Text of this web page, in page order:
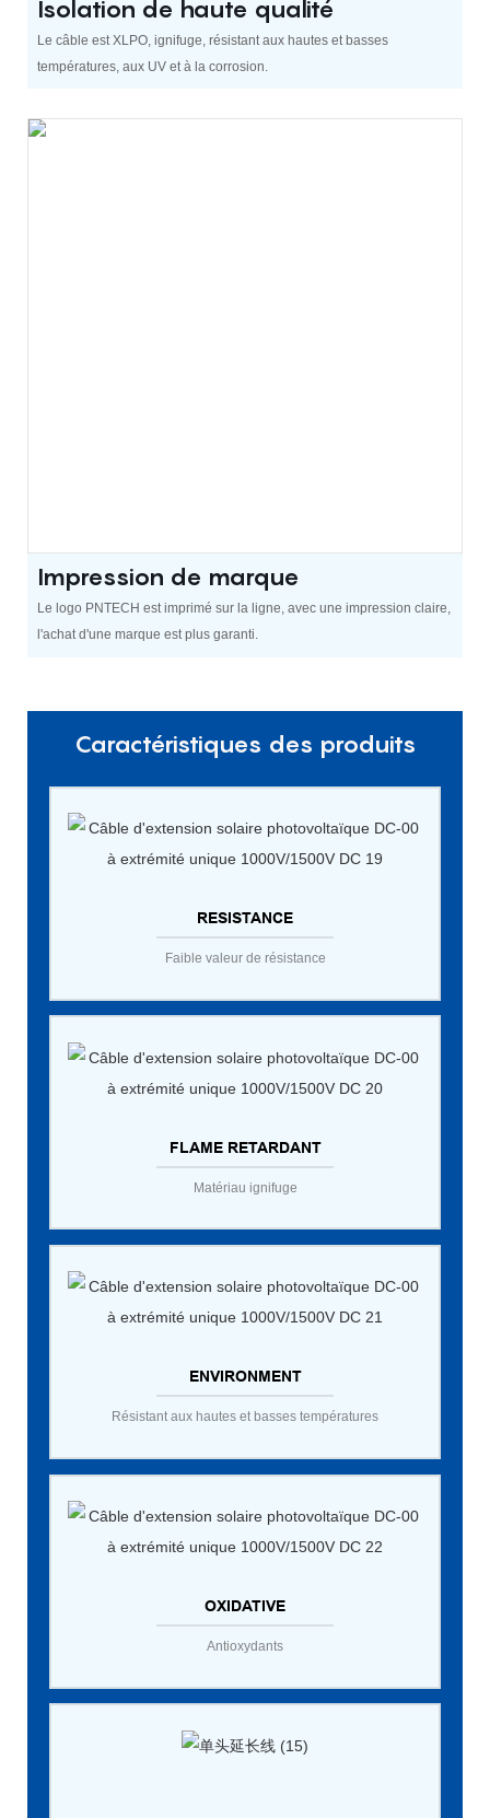
Isolation de haute qualité
Le câble est XLPO, ignifuge, résistant aux hautes et basses
températures, aux UV et à la corrosion.
Impression de marque
Le logo PNTECH est imprimé sur la ligne, avec une impression claire,
l'achat d'une marque est plus garanti.
Caractéristiques des produits
RESISTANCE
Faible valeur de résistance
FLAME RETARDANT
Matériau ignifuge
ENVIRONMENT
Résistant aux hautes et basses températures
OXIDATIVE
Antioxydants